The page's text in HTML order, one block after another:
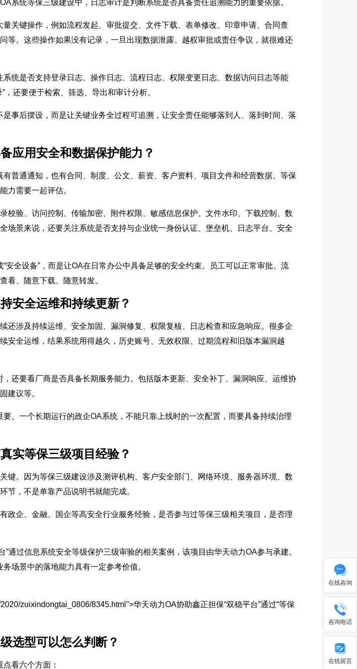
系统等保三级建设中，日志审计是判断系统是否具备责任追溯能力的重要依据。
关键操作，例如流程发起、审批提交、文件下载、表单修改、印章申请、合同查
等。这些操作如果没有记录，一旦出现数据泄露、越权审批或责任争议，就很难还
统是否支持登录日志、操作日志、流程日志、权限变更日志、数据访问日志等能
，还要便于检索、筛选、导出和审计分析。
事后摆设，而是让关键业务全过程可追溯，让安全责任能够落到人、落到时间、落
应用安全和数据保护能力？
普通通知，也有合同、制度、公文、薪资、客户资料、项目文件和经营数据。等保
力需要一起评估。
校验、访问控制、传输加密、附件权限、敏感信息保护、文件水印、下载控制、数
场景来说，还要关注系统是否支持与企业统一身份认证、堡垒机、日志平台、安全
安全设备”，而是让OA在日常办公中具备足够的安全约束。员工可以正常审批、流
看、随意下载、随意转发。
安全运维和持续更新？
还涉及持续运维、安全加固、漏洞修复、权限复核、日志检查和应急响应。很多企
安全运维，结果系统用得越久，历史账号、无效权限、过期流程和旧版本漏洞越
还要看厂商是否具备长期服务能力。包括版本更新、安全补丁、漏洞响应、运维协
建议等。
。一个长期运行的政企OA系统，不能只靠上线时的一次配置，而要具备持续治理
实等保三级项目经验？
键。因为等保三级建设涉及测评机构、客户安全部门、网络环境、服务器环境、数
节，不是单靠产品说明书就能完成。
政企、金融、国企等高安全行业服务经验，是否参与过等保三级相关项目，是否理
”通过信息系统安全等级保护三级审验的相关案例，该项目由华天动力OA参与承建。
场景中的落地能力具有一定参考价值。
zuixindongtai_0806/8345.html">华天动力OA协助鑫正担保“双稳平台”通过“等保
选型可以怎么判断？
看六个方面：
在线咨询
咨询电话
在线留言